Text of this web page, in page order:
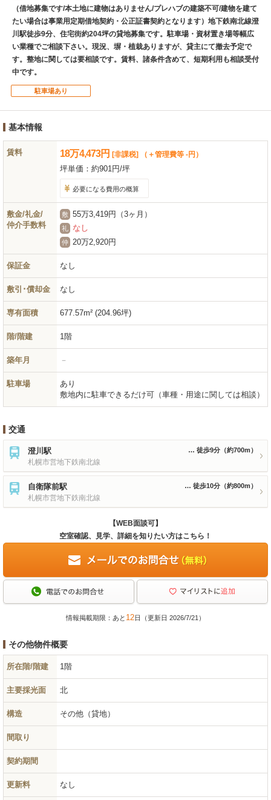
（借地募集です/本土地に建物はありません/プレハブの建築不可/建物を建て
たい場合は事業用定期借地契約・公正証書契約となります）地下鉄南北線澄
川駅徒歩9分、住宅街約204坪の貸地募集です。駐車場・資材置き場等幅広
い業種でご相談下さい。現況、塀・植栽ありますが、貸主にて撤去予定で
す。整地に関しては要相談です。賃料、諸条件含めて、短期利用も相談受付
中です。
駐車場あり
基本情報
賃料 18万4,473円 [非課税] （＋管理費等 -円）
坪単価： 約901円/坪
必要になる費用の概算
敷金/礼金/
仲介手数料
敷 55万3,419円（3ヶ月）
礼 なし
仲 20万2,920円
保証金 なし
敷引･償却金 なし
専有面積 677.57m² (204.96坪)
階/階建 1階
築年月 －
駐車場
あり
敷地内に駐車できるだけ可（車種・用途に関しては相談）
交通
澄川駅
札幌市営地下鉄南北線
徒歩9分 （約700m）
自衛隊前駅
札幌市営地下鉄南北線
徒歩10分 （約800m）
【WEB面談可】
空室確認、見学、詳細を知りたい方はこちら！
情報掲載期限：あと 12日（更新日 2026/7/21）
その他物件概要
所在階/階建 1階
主要採光面 北
構造 その他（貸地）
間取り
契約期間
更新料 なし